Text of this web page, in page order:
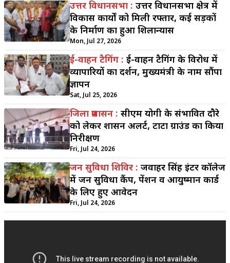
उत्तर विधानसभा : उत्तर विधानसभा क्षेत्र में
विकास कार्यों को मिली रफ्तार, कई सड़कों
के निर्माण का हुआ शिलान्यास
Mon, Jul 27, 2026
ई-वाहन टैगिंग : ई-वाहन टैगिंग के विरोध में
व्यापारियों का प्रदर्शन, मुख्यमंत्री के नाम सौंपा
ज्ञापन
Sat, Jul 25, 2026
जिला प्रशासन : सीएम योगी के संभावित दौरे
को लेकर प्रशासन अलर्ट, टाटा ग्राउंड का किया
निरीक्षण
Fri, Jul 24, 2026
जन सुविधा शिविर : जवाहर सिंह इंटर कॉलेज
में जन सुविधा कैंप, पेंशन व आयुष्मान कार्ड
के लिए हुए आवेदन
Fri, Jul 24, 2026